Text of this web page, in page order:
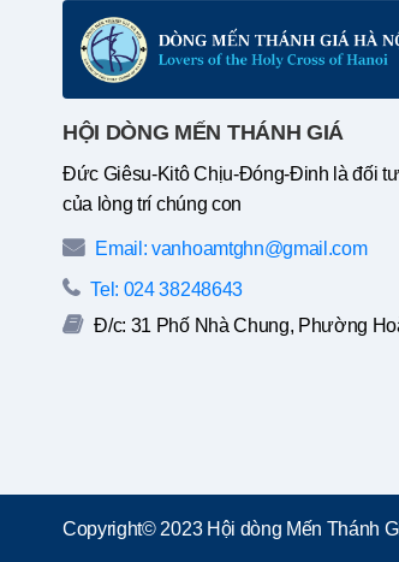
HỘI DÒNG MẾN THÁNH GIÁ
Đức Giêsu-Kitô Chịu-Đóng-Đinh là đối
của lòng trí chúng con
Email: vanhoamtghn@gmail.com
Tel: 024 38248643
Đ/c: 31 Phố Nhà Chung, Phường
Copyright© 2023 Hội dòng Mến Thánh